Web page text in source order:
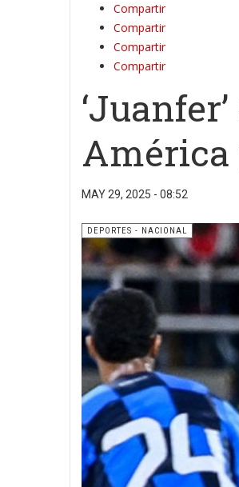
Compartir
Compartir
Compartir
Compartir
América
MAY 29, 2025 - 08:52
DEPORTES - NACIONAL